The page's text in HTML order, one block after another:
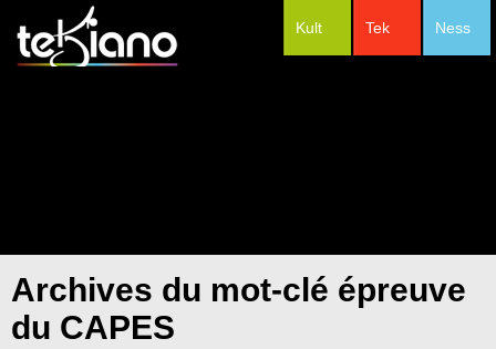
Ness
Tek
Kult
Archives du mot-clé épreuve
du CAPES